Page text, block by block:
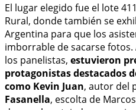
El lugar elegido fue el lote
Rural, donde también se
Argentina para que los
imborrable de sacarse
los panelistas, estuvieron
protagonistas destacados
como Kevin Juan, autor del
Fasanella, escolta de